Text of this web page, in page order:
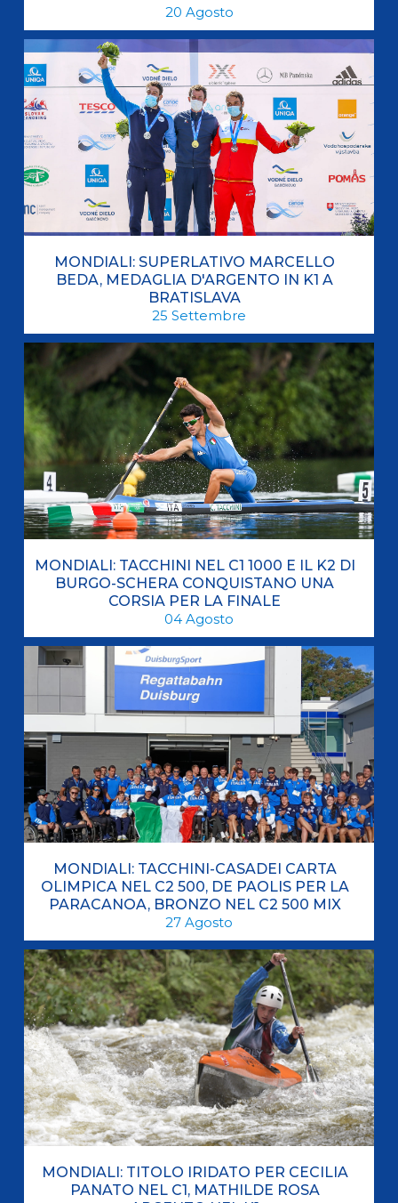
20 Agosto
MONDIALI: SUPERLATIVO MARCELLO
BEDA, MEDAGLIA D'ARGENTO IN K1 A
BRATISLAVA
25 Settembre
MONDIALI: TACCHINI NEL C1 1000 E IL K2 DI
BURGO-SCHERA CONQUISTANO UNA
CORSIA PER LA FINALE
04 Agosto
MONDIALI: TACCHINI-CASADEI CARTA
OLIMPICA NEL C2 500, DE PAOLIS PER LA
PARACANOA, BRONZO NEL C2 500 MIX
27 Agosto
MONDIALI: TITOLO IRIDATO PER CECILIA
PANATO NEL C1, MATHILDE ROSA